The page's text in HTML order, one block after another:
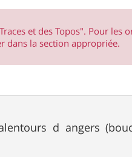
et des Topos". Pour les
dans la section appropriée.
d angers